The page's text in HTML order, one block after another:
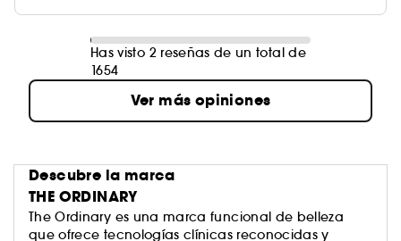
Has visto 2 reseñas de un total de
1654
Ver más opiniones
Descubre la marca
THE ORDINARY
The Ordinary es una marca funcional de belleza
que ofrece tecnologías clínicas reconocidas y